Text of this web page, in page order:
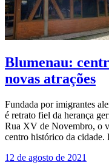
Blumenau:
novas atrações
Fundada por imigrantes
é retrato fiel da herança
Rua XV de Novembro, o
centro histórico da
12 de agosto de 2021